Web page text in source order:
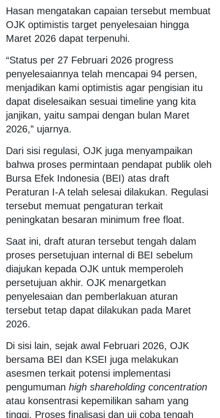
Hasan mengatakan capaian tersebut membuat
OJK optimistis target penyelesaian hingga
Maret 2026 dapat terpenuhi.
“Status per 27 Februari 2026 progress
penyelesaiannya telah mencapai 94 persen,
menjadikan kami optimistis agar pengisian itu
dapat diselesaikan sesuai timeline yang kita
janjikan, yaitu sampai dengan bulan Maret
2026,” ujarnya.
Dari sisi regulasi, OJK juga menyampaikan
bahwa proses permintaan pendapat publik oleh
Bursa Efek Indonesia (BEI) atas draft
Peraturan I-A telah selesai dilakukan. Regulasi
tersebut memuat pengaturan terkait
peningkatan besaran minimum free float.
Saat ini, draft aturan tersebut tengah dalam
proses persetujuan internal di BEI sebelum
diajukan kepada OJK untuk memperoleh
persetujuan akhir. OJK menargetkan
penyelesaian dan pemberlakuan aturan
tersebut tetap dapat dilakukan pada Maret
2026.
Di sisi lain, sejak awal Februari 2026, OJK
bersama BEI dan KSEI juga melakukan
asesmen terkait potensi implementasi
pengumuman high shareholding concentration
atau konsentrasi kepemilikan saham yang
tinggi. Proses finalisasi dan uji coba tengah